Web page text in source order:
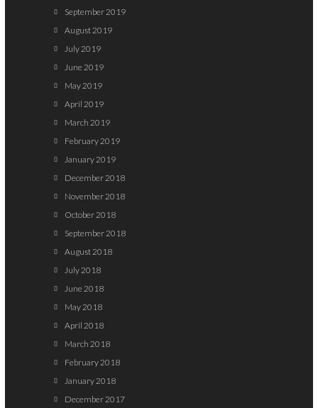
September 2019
August 2019
July 2019
June 2019
May 2019
April 2019
March 2019
February 2019
January 2019
December 2018
November 2018
October 2018
September 2018
August 2018
July 2018
June 2018
May 2018
April 2018
March 2018
February 2018
January 2018
December 2017